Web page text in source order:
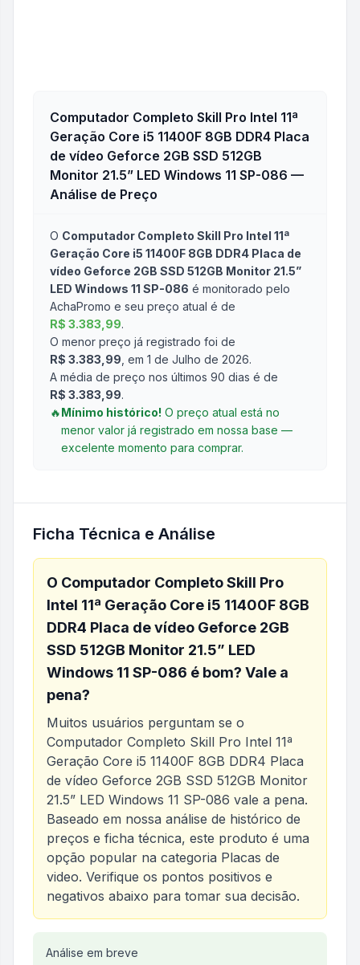
Computador Completo Skill Pro Intel 11ª
Geração Core i5 11400F 8GB DDR4 Placa
de vídeo Geforce 2GB SSD 512GB
Monitor 21.5” LED Windows 11 SP-086 —
Análise de Preço
O Computador Completo Skill Pro Intel 11ª
Geração Core i5 11400F 8GB DDR4 Placa de
vídeo Geforce 2GB SSD 512GB Monitor 21.5”
LED Windows 11 SP-086 é monitorado pelo
AchaPromo e seu preço atual é de
R$ 3.383,99.
O menor preço já registrado foi de
R$ 3.383,99 , em 1 de Julho de 2026.
A média de preço nos últimos 90 dias é de
R$ 3.383,99.
🔥Mínimo histórico! O preço atual está no
menor valor já registrado em nossa base —
excelente momento para comprar.
Ficha Técnica e Análise
O Computador Completo Skill Pro
Intel 11ª Geração Core i5 11400F 8GB
DDR4 Placa de vídeo Geforce 2GB
SSD 512GB Monitor 21.5” LED
Windows 11 SP-086 é bom? Vale a
pena?
Muitos usuários perguntam se o
Computador Completo Skill Pro Intel 11ª
Geração Core i5 11400F 8GB DDR4 Placa
de vídeo Geforce 2GB SSD 512GB Monitor
21.5” LED Windows 11 SP-086 vale a pena.
Baseado em nossa análise de histórico de
preços e ficha técnica, este produto é uma
opção popular na categoria Placas de
video. Verifique os pontos positivos e
negativos abaixo para tomar sua decisão.
Análise do produto
Análise em breve